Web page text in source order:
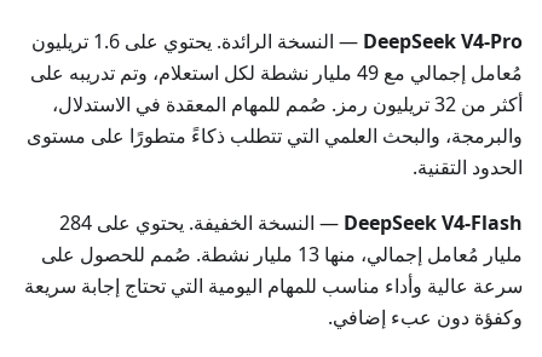
DeepSeek V4-Pro
— النسخة الرائدة. يحتوي على 1.6 تريليون
مُعامل إجمالي مع 49 مليار نشطة لكل استعلام، وتم تدريبه على
أكثر من 32 تريليون رمز. صُمم للمهام المعقدة في الاستدلال،
والبرمجة، والبحث العلمي التي تتطلب ذكاءً متطورًا على مستوى
الحدود التقنية.
DeepSeek V4-Flash
— النسخة الخفيفة. يحتوي على 284
مليار مُعامل إجمالي، منها 13 مليار نشطة. صُمم للحصول على
سرعة عالية وأداء مناسب للمهام اليومية التي تحتاج إجابة سريعة
وكفؤة دون عبء إضافي.